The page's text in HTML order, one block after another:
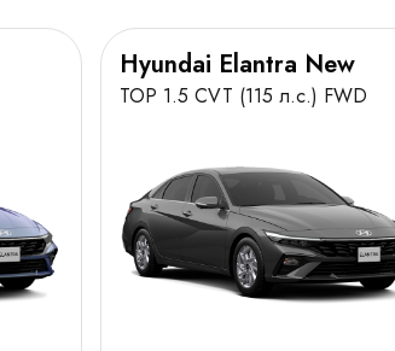
Hyundai Elantra New
TOP 1.5 CVT (115 л.с.) FWD